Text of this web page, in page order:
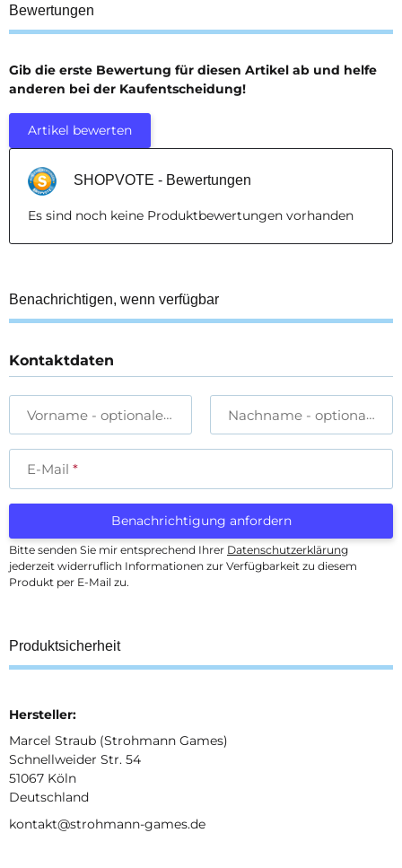
Bewertungen
Gib die erste Bewertung für diesen Artikel ab und helfe
anderen bei der Kaufentscheidung!
Artikel bewerten
SHOPVOTE - Bewertungen
Es sind noch keine Produktbewertungen vorhanden
Benachrichtigen, wenn verfügbar
Kontaktdaten
Vorname - optionale Angabe Nachname - optionale
E-Mail
Benachrichtigung anfordern
Bitte senden Sie mir entsprechend Ihrer Datenschutzerklärung
jederzeit widerruflich Informationen zur Verfügbarkeit zu diesem
Produkt per E-Mail zu.
Produktsicherheit
Hersteller:
Marcel Straub (Strohmann Games)
Schnellweider Str. 54
51067 Köln
Deutschland
kontakt@strohmann-games.de